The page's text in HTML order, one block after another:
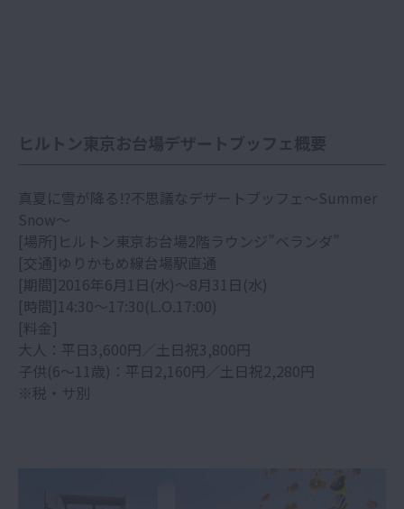
真夏に雪が降る!?不思議なデザートブッフェ〜Summer
Snow〜
[場所]ヒルトン東京お台場2階ラウンジ”ベランダ”
[交通]ゆりかもめ線台場駅直通
[期間]2016年6月1日(水)〜8月31日(水)
[時間]14:30〜17:30(L.O.17:00)
[料金]
大人：平日3,600円／土日祝3,800円
子供(6〜11歳)：平日2,160円／土日祝2,280円
※税・サ別